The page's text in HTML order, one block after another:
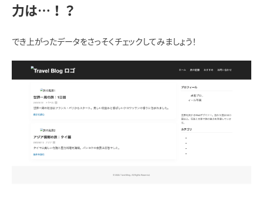
<!– サイドバー –>
<h2 class=”sidebar__title”>プロフィール</h2>
<img src=”/assets/img/profile.jpg” alt=”筆者プロフィール写真”>
<p class=”sidebar__profile__text”>
世界を旅するWebデザイナー。訪れた国は30カ国以上。写真と文章で旅の魅力を発信して
</p>
</section>
力は…！？
でき上がったデータをさっそくチェックしてみましょう！